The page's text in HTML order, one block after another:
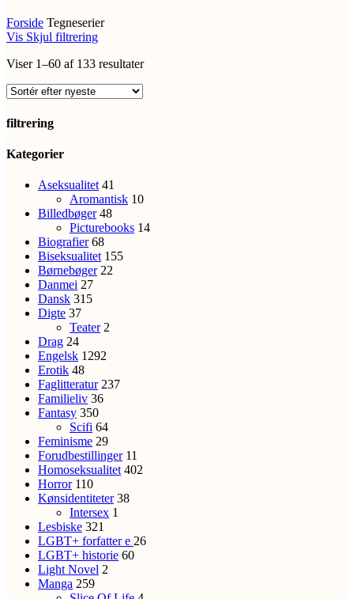
Forside Tegneserier
Vis Skjul filtrering
Viser 1–60 af 133 resultaterSorteret
filtrering
Close
Kategorier
Aseksualitet 41
Aromantisk 10
Billedbøger 48
Picturebooks 14
Biografier 68
Biseksualitet 155
Børnebøger 22
Danmei 27
Dansk 315
Digte 37
Teater 2
Drag 24
Engelsk 1292
Erotik 48
Faglitteratur 237
Familieliv 36
Fantasy 350
Scifi 64
Feminisme 29
Forudbestillinger 11
Homoseksualitet 402
Horror 110
Kønsidentiteter 38
Intersex 1
Lesbiske 321
LGBT+ forfattere 26
LGBT+ historie 60
Light Novel 2
Manga 259